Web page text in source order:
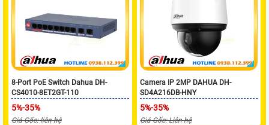
8-Port PoE Switch Dahua DH-
CS4010-8ET2GT-110
5%-35%
Giá Gốc: liên hệ
Camera IP 2MP DAHUA DH-
SD4A216DB-HNY
5%-35%
Giá Gốc: Liên hệ